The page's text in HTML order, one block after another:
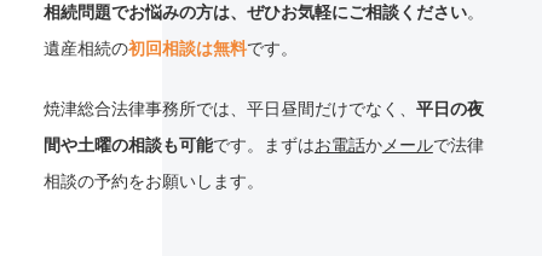
相続問題でお悩みの方は、ぜひお気軽にご相談ください。
遺産相続の初回相談は無料です。
焼津総合法律事務所では、平日昼間だけでなく、 平日の夜
間や土曜の相談も可能です。まずはお電話かメールで法律
相談の予約をお願いします。